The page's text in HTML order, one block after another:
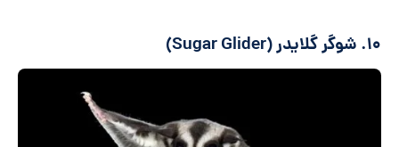
۱۰. شوگر گلایدر (Sugar Glider)